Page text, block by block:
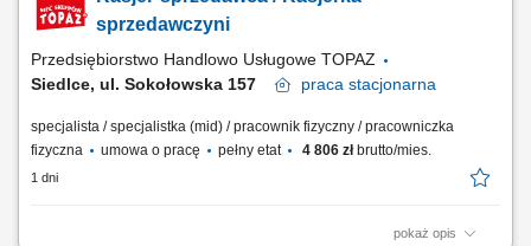
spożycia. sprzedawczyni
Przedsiębiorstwo Handlowo Usługowe TOPAZ
Siedlce, ul. Sokołowska 157
praca stacjonarna
specjalista / specjalistka (mid) / pracownik fizyczny / pracowniczka
fizyczna
umowa o pracę pełny etat 4 806 złbrutto/mies.
1 dni
pokaż opis